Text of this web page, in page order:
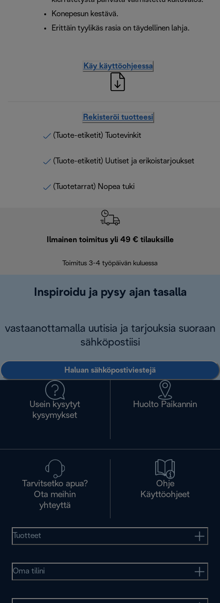
Konepesun kestävä.
Erittäin tyylikäs rasia on täydellinen lahja.
Käy käyttöohjeessa
Rekisteröi tuotteesi
(Tuote-etiketit) Tuotevinkit
(Tuote-etiketit) Uutiset ja erikoistarjoukset
(Tuotetarrat) Nopea tuki
Ilmainen toimitus yli 49 € tilauksille
Toimitus 3-4 työpäivän kuluessa
Inspiroidu ja pysy ajan tasalla
vastaanottamalla uutisia ja tarjouksia suoraan
sähköpostiisi
Haluan sähköpostiviestejä
Usein kysytyt
kysymykset
Huolto Paikannin
Tarvitsetko apua?
Ota meihin
yhteyttä
Ohje
Käyttöohjeet
Tuotteet
Oma tilini